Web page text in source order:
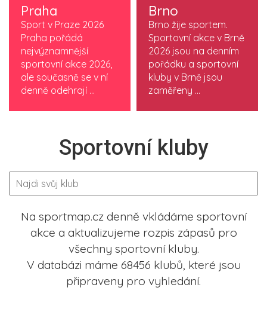
Praha
Sport v Praze 2026
Praha pořádá
nejvýznamnější
sportovní akce 2026,
ale současně se v ní
denně odehrají ...
Brno
Brno žije sportem.
Sportovní akce v Brně
2026 jsou na denním
pořádku a sportovní
kluby v Brně jsou
zaměřeny ...
Sportovní kluby
Na sportmap.cz denně vkládáme sportovní
akce a aktualizujeme rozpis zápasů pro
všechny sportovní kluby.
V databázi máme 68456 klubů, které jsou
připraveny pro vyhledání.